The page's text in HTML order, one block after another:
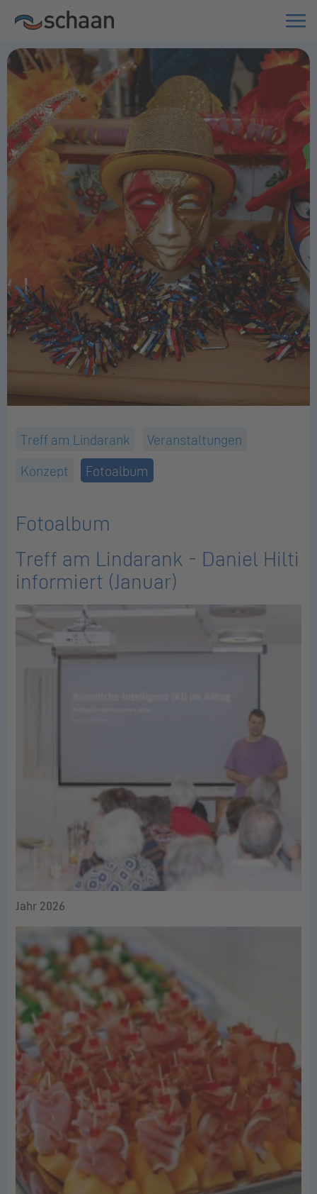
Treff am Lindarank
Veranstaltungen
Konzept
Fotoalbum
Fotoalbum
Treff am Lindarank - Daniel Hilti
informiert (Januar)
Jahr 2026